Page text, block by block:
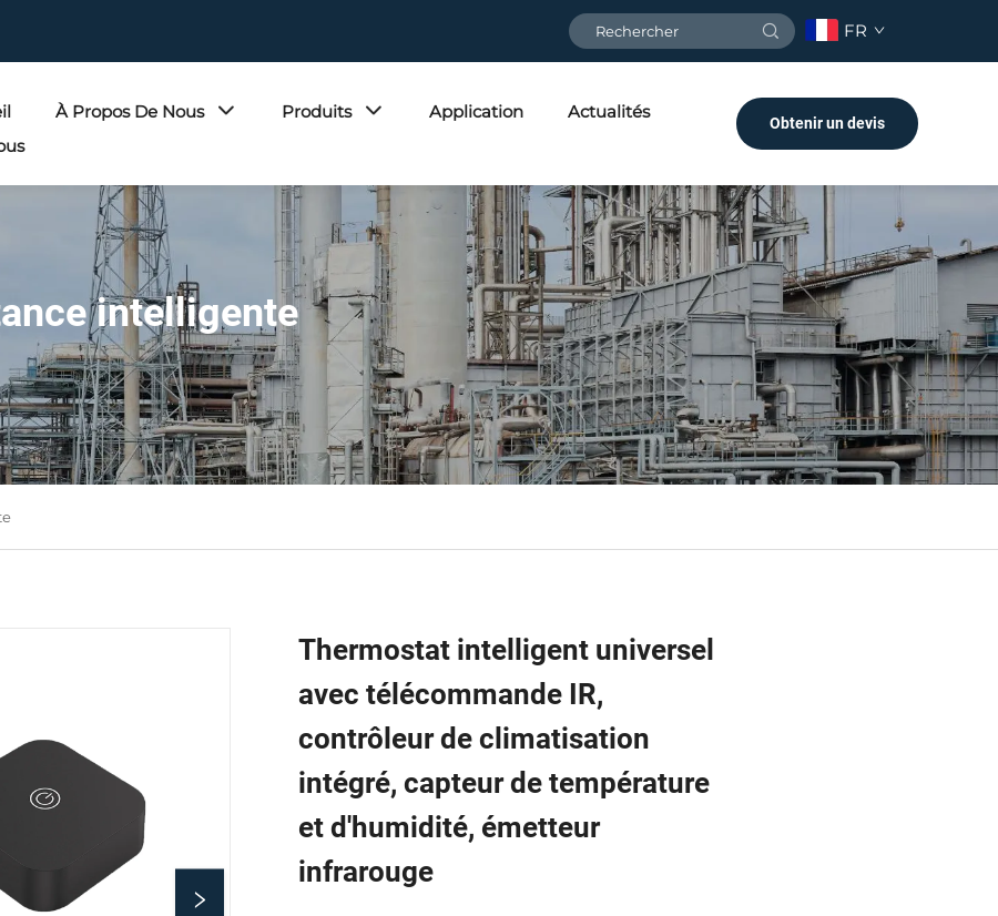
FR
À Propos De Nous Produits Application
Actualités
Obtenir un devis
intelligente
Thermostat intelligent universel
avec télécommande IR,
contrôleur de climatisation
intégré, capteur de température
et d'humidité, émetteur
infrarouge